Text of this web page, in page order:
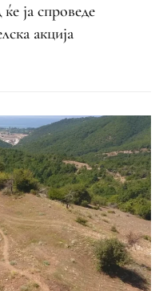
ја спроведе
акција